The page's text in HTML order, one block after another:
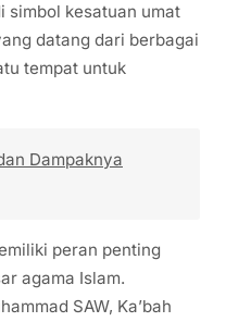
simbol kesatuan umat
datang dari berbagai
tempat untuk
Dampaknya
peran penting
agama Islam.
SAW, Ka’bah